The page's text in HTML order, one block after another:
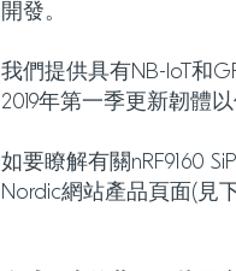
開發。
我們提供具有NB-IoT和
2019年第一季更新韌體以
如要瞭解有關nRF9160
Nordic網站產品頁面(見